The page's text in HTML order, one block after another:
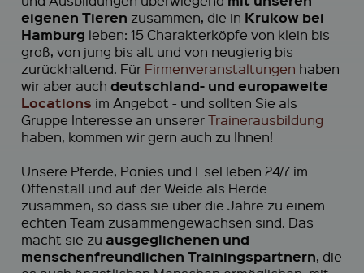
eigenen Tieren zusammen, die in Krukow bei
Hamburg leben: 15 Charakterköpfe von klein bis
groß, von jung bis alt und von neugierig bis
zurückhaltend. Für Firmenveranstaltungen haben
wir aber auch deutschland- und europaweite
Locations im Angebot - und sollten Sie als
Gruppe Interesse an unsererTrainerausbildung
haben, kommen wir gern auch zu Ihnen!
Unsere Pferde, Ponies und Esel leben 24/7 im
Offenstall und auf der Weide als Herde
zusammen, so dass sie über die Jahre zu einem
echten Team zusammengewachsen sind. Das
macht sie zu ausgeglichenen und
menschenfreundlichen Trainingspartnern, die